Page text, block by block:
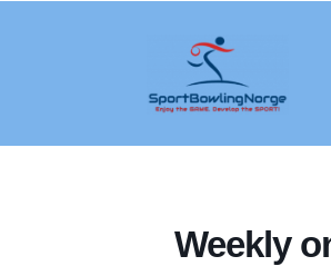
Weekly